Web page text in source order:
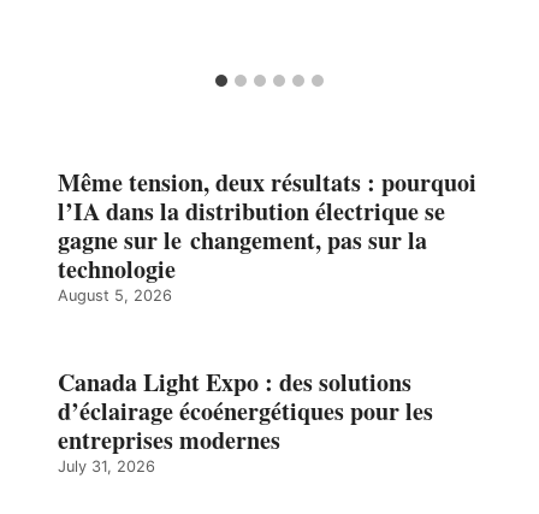
Même tension, deux résultats : pourquoi
l’IA dans la distribution électrique se
gagne sur le changement, pas sur la
technologie
August 5, 2026
Canada Light Expo : des solutions
d’éclairage écoénergétiques pour les
entreprises modernes
July 31, 2026